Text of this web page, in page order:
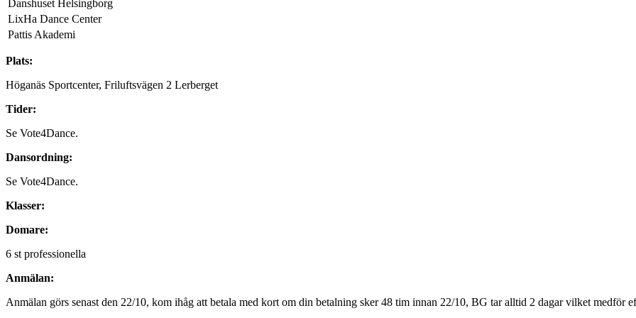
Danshuset Helsingborg
LixHa Dance Center
Pattis Akademi
Plats:
Höganäs Sportcenter, Friluftsvägen 2 Lerberget
Tider:
Se Vote4Dance.
Dansordning:
Se Vote4Dance.
Klasser:
Domare:
6 st professionella
Anmälan:
Anmälan görs senast den 22/10, kom ihåg att betala med kort om din betalning sker 48 tim innan 22/10, BG tar alltid 2 dagar vilket medför